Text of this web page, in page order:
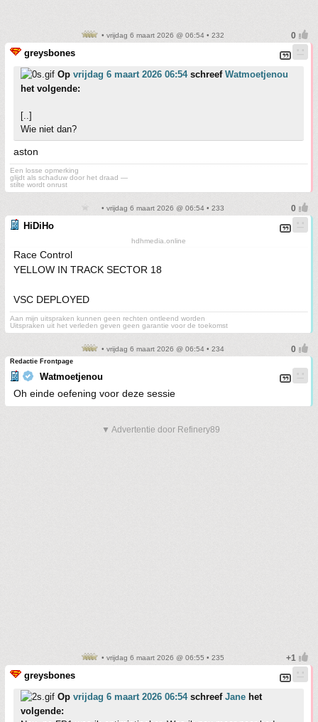
• vrijdag 6 maart 2026 @ 06:54 • 232
greysbones
Op vrijdag 6 maart 2026 06:54schreef Watmoetjenou
het volgende:
[..]
Wie niet dan?
aston
Een losse opmerking
glijdt als schaduw door het draad —
stilte wordt onrust
• vrijdag 6 maart 2026 @ 06:54 • 233
HiDiHo
hdhmedia.online
Race Control
YELLOW IN TRACK SECTOR 18
VSC DEPLOYED
Aan mijn uitspraken kunnen geen rechten ontleend worden
Uitspraken uit het verleden geven geen garantie voor de toekomst
• vrijdag 6 maart 2026 @ 06:54 • 234
Redactie Frontpage
Watmoetjenou
Oh einde oefening voor deze sessie
▼ Advertentie door Refinery89
• vrijdag 6 maart 2026 @ 06:55 • 235
greysbones
Op vrijdag 6 maart 2026 06:54schreef Jane het
volgende: